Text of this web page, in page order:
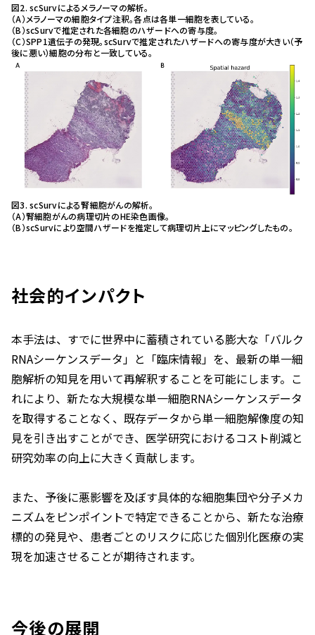
図2. scSurvによるメラノーマの解析。
（A）メラノーマの細胞タイプ注釈。各点は各単一細胞を表している。
（B）scSurvで推定された各細胞のハザードへの寄与度。
（C）SPP1遺伝子の発現。scSurvで推定されたハザードへの寄与度が大きい（予
後に悪い）細胞の分布と一致している。
図3. scSurvによる腎細胞がんの解析。
（A）腎細胞がんの病理切片のHE染色画像。
（B）scSurvにより空間ハザードを推定して病理切片上にマッピングしたもの。
社会的インパクト
本手法は、すでに世界中に蓄積されている膨大な「バルク
RNAシーケンスデータ」と「臨床情報」を、最新の単一細
胞解析の知見を用いて再解釈することを可能にします。こ
れにより、新たな大規模な単一細胞RNAシーケンスデータ
を取得することなく、既存データから単一細胞解像度の知
見を引き出すことができ、医学研究におけるコスト削減と
研究効率の向上に大きく貢献します。
また、予後に悪影響を及ぼす具体的な細胞集団や分子メカ
ニズムをピンポイントで特定できることから、新たな治療
標的の発見や、患者ごとのリスクに応じた個別化医療の実
現を加速させることが期待されます。
今後の展開